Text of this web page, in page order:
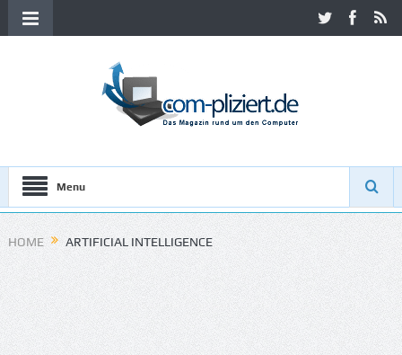
Menu
HOME ARTIFICIAL INTELLIGENCE